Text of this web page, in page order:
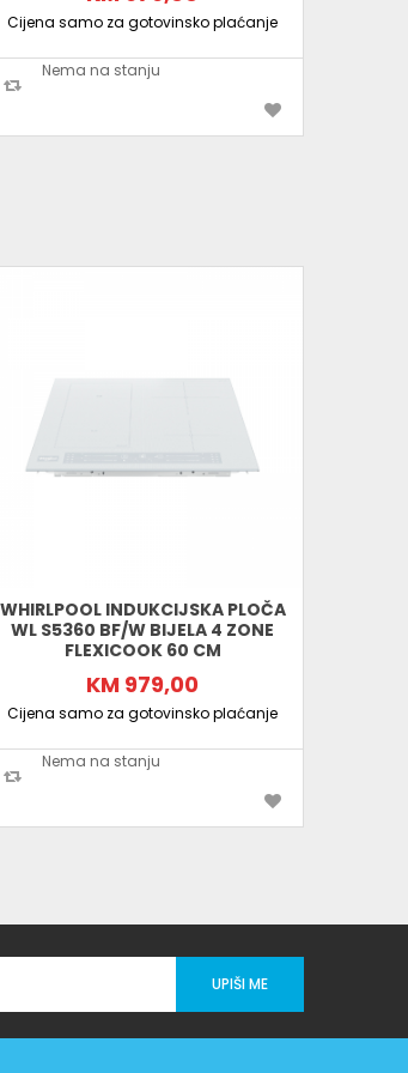
Cijena samo za gotovinsko plaćanje
Nema na stanju
WHIRLPOOL INDUKCIJSKA PLOČA
WL S5360 BF/W BIJELA 4 ZONE
FLEXICOOK 60 CM
KM 979,00
Cijena samo za gotovinsko plaćanje
Nema na stanju
UPIŠI ME